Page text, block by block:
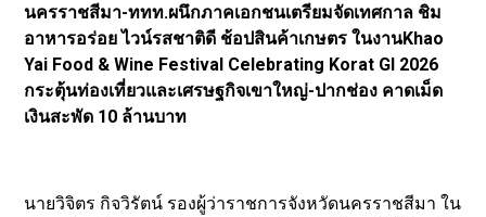
นครราชสีมา-ททท.ผนึกภาคเอกชนเตรียมจัดเทศกาล ชิม
อาหารอร่อย ไวน์รสชาติดี ช้อปสินค้าเกษตร ในงานKhao
Yai Food & Wine Festival Celebrating Korat Gl 2026
กระตุ้นท่องเที่ยวและเศรษฐกิจเขาใหญ่-ปากช่อง คาดเม็ด
เงินสะพัด 10 ล้านบาท
นายวิจิตร กิจวิรัตน์ รองผู้ว่าราชการจังหวัดนครราชสีมา ใน